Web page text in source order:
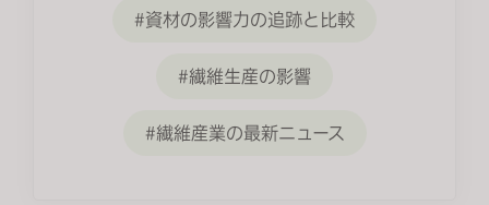
資材の影響力の追跡と比較
繊維生産の影響
繊維産業の最新ニュース